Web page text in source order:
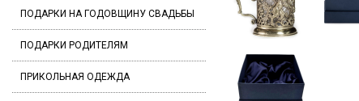
ПОДАРКИ НА ГОДОВЩИНУ СВАДЬБЫ
ПОДАРКИ РОДИТЕЛЯМ
ПРИКОЛЬНАЯ ОДЕЖДА